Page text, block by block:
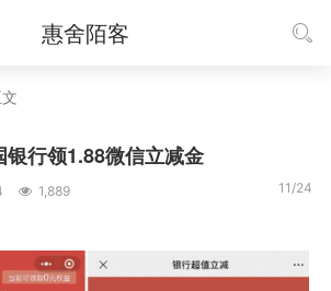
惠舍陌客
银行领1.88微信立减金
1,889 11/24